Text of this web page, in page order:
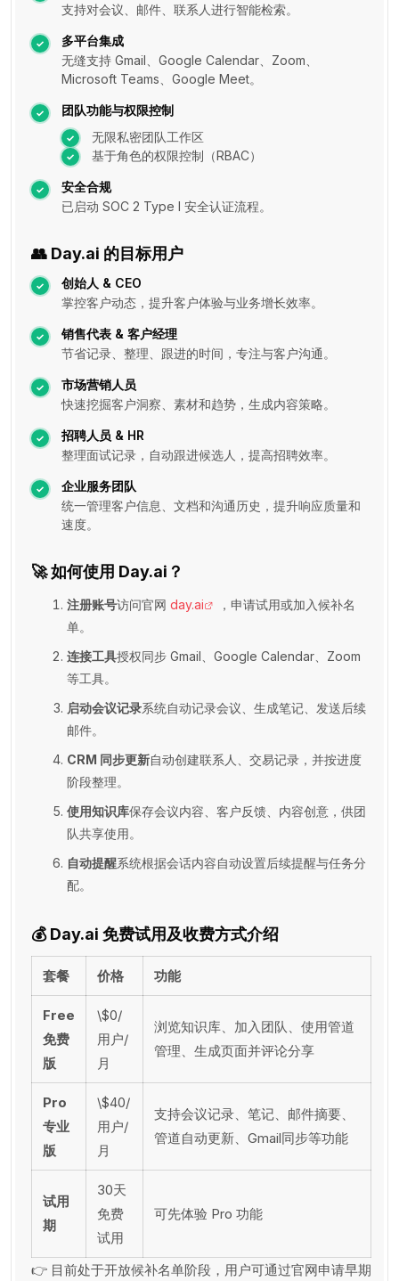
支持对会议、邮件、联系人进行智能检索。
多平台集成
无缝支持 Gmail、Google Calendar、Zoom、
Microsoft Teams、Google Meet。
团队功能与权限控制
无限私密团队工作区
基于角色的权限控制（RBAC）
安全合规
已启动 SOC 2 Type I 安全认证流程。
👥 Day.ai 的目标用户
创始人 & CEO
掌控客户动态，提升客户体验与业务增长效率。
销售代表 & 客户经理
节省记录、整理、跟进的时间，专注与客户沟通。
市场营销人员
快速挖掘客户洞察、素材和趋势，生成内容策略。
招聘人员 & HR
整理面试记录，自动跟进候选人，提高招聘效率。
企业服务团队
统一管理客户信息、文档和沟通历史，提升响应质量和
速度。
🚀如何使用 Day.ai？
注册账号访问官网 day.ai
，申请试用或加入候补名
单。
连接工具授权同步 Gmail、Google Calendar、Zoom
等工具。
启动会议记录系统自动记录会议、生成笔记、发送后续
邮件。
CRM 同步更新自动创建联系人、交易记录，并按进度
阶段整理。
使用知识库保存会议内容、客户反馈、内容创意，供团
队共享使用。
自动提醒系统根据会话内容自动设置后续提醒与任务分
配。
💰Day.ai 免费试用及收费方式介绍
套餐 价格 功能
Free
免费
版
\$0/
用户/
月
浏览知识库、加入团队、使用管道
管理、生成页面并评论分享
Pro
专业
版
\$40/
用户/
月
支持会议记录、笔记、邮件摘要、
管道自动更新、Gmail同步等功能
试用
期
30天
免费
试用
可先体验 Pro 功能
👉 目前处于开放候补名单阶段，用户可通过官网申请早期